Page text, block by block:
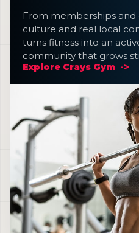
From memberships and
culture and real local
turns fitness into an
community that grows
Explore Crays Gym